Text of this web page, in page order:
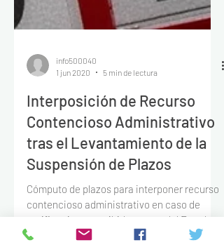
info500040
1 jun 2020
5 min de lectura
Interposición de Recurso
tras el Levantamiento de la
Suspensión de Plazos